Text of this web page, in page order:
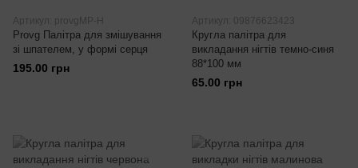
Артикул: provgMP-H
Provg Палітра для змішування
зі шпателем, у формі серця
195.00 грн
Артикул: 09876623423
Кругла палітра для
викладання нігтів темно-синя
88*100 мм
65.00 грн